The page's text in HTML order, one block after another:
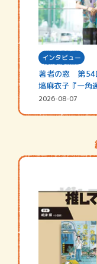
インタビュー
著者の窓 第
塙麻衣子『一角
街の…
2026-08-07